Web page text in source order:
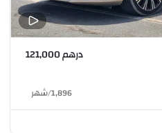
درهم 121,000
1,896
/شهر